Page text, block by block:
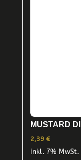
MUSTARD
2,39 €
inkl. 7% MwSt.